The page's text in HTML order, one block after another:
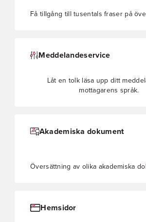
Få tillgång till tusentals fraser på
Meddelandeservice
Låt en tolk läsa upp ditt
mottagarens språk.
Akademiska dokument
Översättning av olika akademiska
Hemsidor